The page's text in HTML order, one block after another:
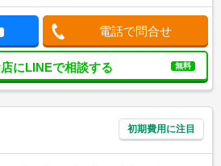
電話で問合せ
にLINEで相談する 無料
初期費用に注目